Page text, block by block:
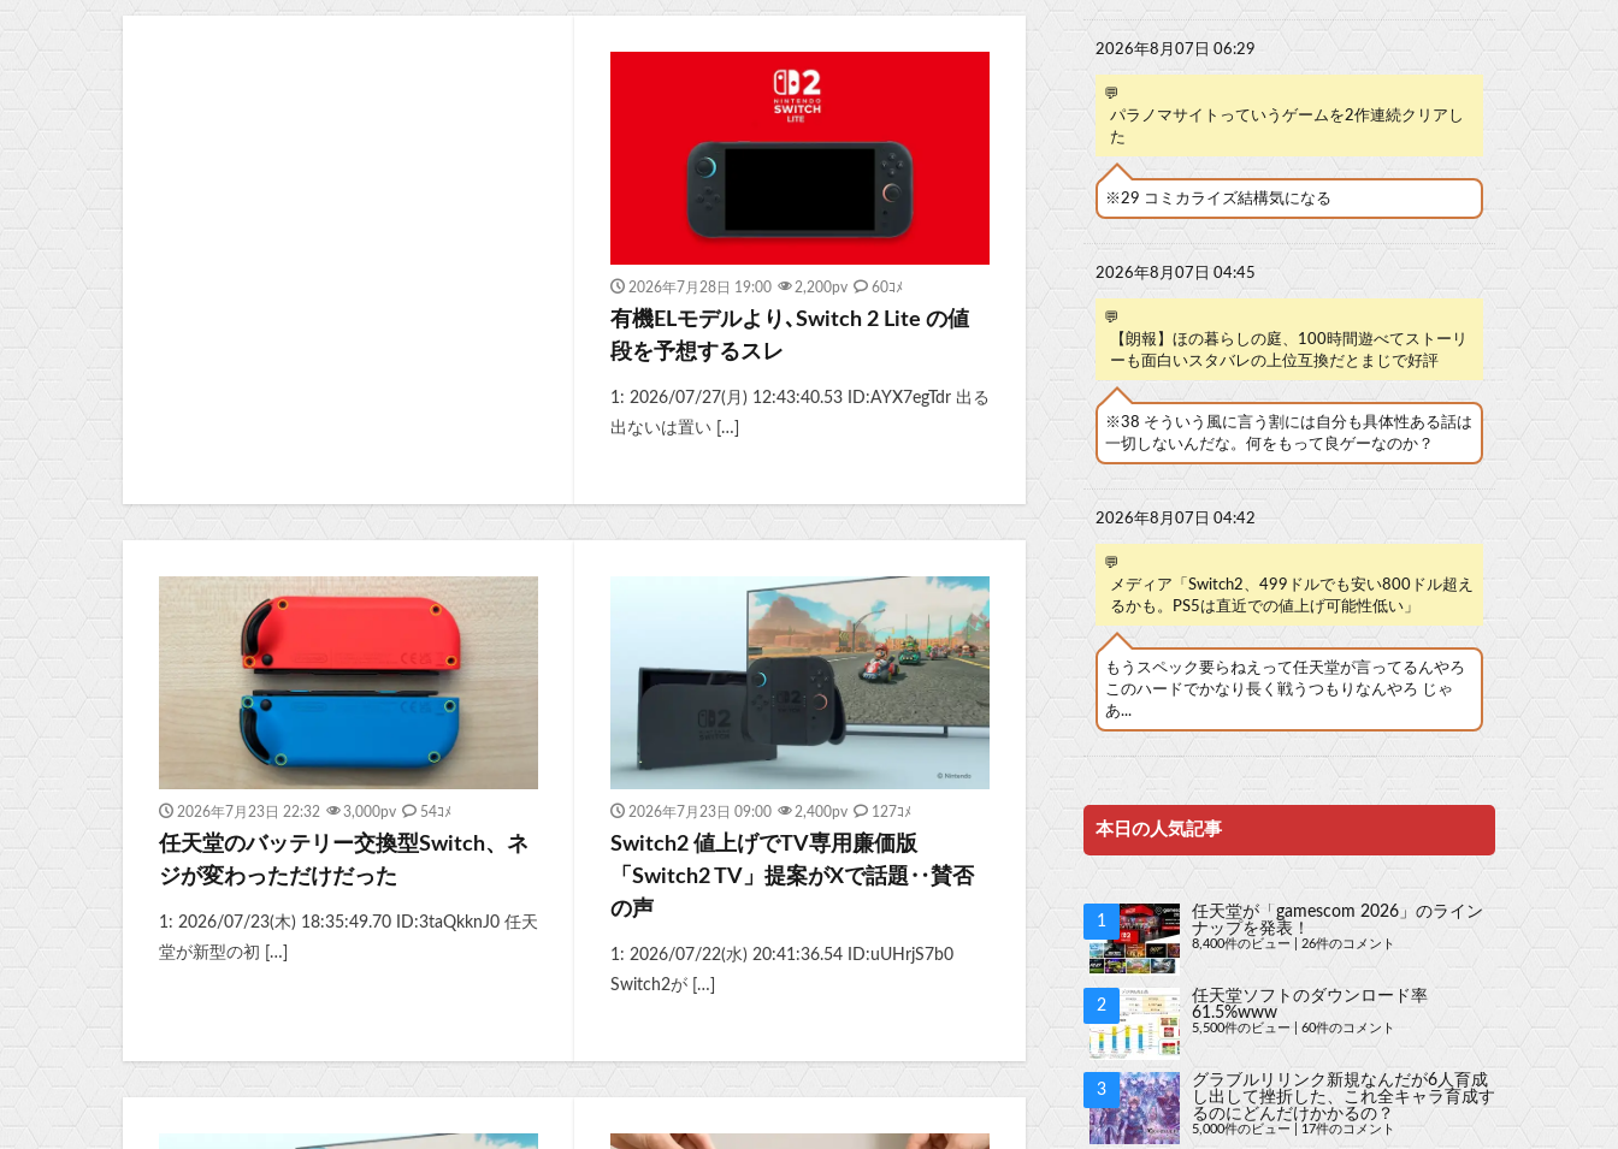
2026年7月28日 19:00 2,200pv 60ｺﾒ
有機ELモデルより､Switch 2 Lite の値
段を予想するスレ
1: 2026/07/27(月) 12:43:40.53 ID:AYX7egTdr 出る
出ないは置い […]
2026年7月23日 22:32 3,000pv 54ｺﾒ
任天堂のバッテリー交換型Switch、ネ
ジが変わっただけだった
1: 2026/07/23(木) 18:35:49.70 ID:3taQkknJ0 任天
堂が新型の初 […]
2026年7月23日 09:00 2,400pv 127ｺﾒ
Switch2 値上げでTV専用廉価版
「Switch2 TV」提案がXで話題‥賛否
の声
1: 2026/07/22(水) 20:41:36.54 ID:uUHrjS7b0
Switch2が […]
2026年8月07日 06:29
💬
パラノマサイトっていうゲームを2作連続クリアし
た
※29 コミカライズ結構気になる
2026年8月07日 04:45
💬
【朗報】ほの暮らしの庭、100時間遊べてストーリ
ーも面白いスタバレの上位互換だとまじで好評
※38 そういう風に言う割には自分も具体性ある話は
一切しないんだな。何をもって良ゲーなのか？
2026年8月07日 04:42
💬
メディア「Switch2、499ドルでも安い800ドル超え
るかも。PS5は直近での値上げ可能性低い」
もうスペック要らねえって任天堂が言ってるんやろ
このハードでかなり長く戦うつもりなんやろ じゃ
あ...
本日の人気記事
任天堂が「gamescom 2026」のライン
ナップを発表！
8,400件のビュー 26件のコメント
任天堂ソフトのダウンロード率
61.5%www
5,500件のビュー| 60件のコメント
グラブルリリンク新規なんだが6人育成
し出して挫折した、これ全キャラ育成す
るのにどんだけかかるの？
5,000件のビュー 17件のコメント